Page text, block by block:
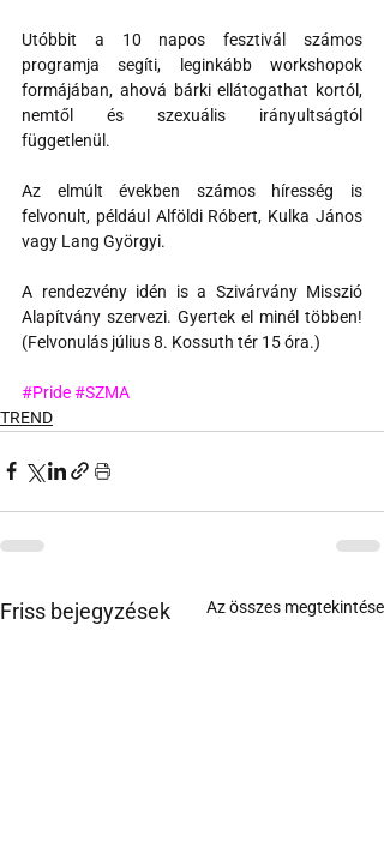
Utóbbit a 10 napos fesztivál számos
programja segíti, leginkább workshopok
formájában, ahová bárki ellátogathat kortól,
nemtől és szexuális irányultságtól
függetlenül.
Az elmúlt években számos híresség is
felvonult, például Alföldi Róbert, Kulka János
vagy Lang Györgyi.
A rendezvény idén is a Szivárvány Misszió
Alapítvány szervezi. Gyertek el minél többen!
(Felvonulás július 8. Kossuth tér 15 óra.)
#Pride#SZMA
TREND
Friss bejegyzések Az összes megtekintése